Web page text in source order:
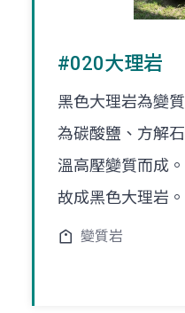
#020大理岩
黑色大理岩為變
為碳酸鹽、方解
溫高壓變質而成
故成黑色大理岩。
變質岩